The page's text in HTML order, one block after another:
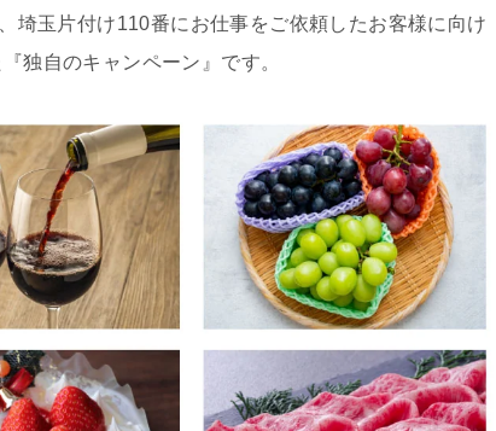
埼玉片付け110番にお仕事をご依頼したお客様に向け
独自のキャンペーン』です。